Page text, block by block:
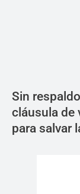
Sin
cláusula de
para salvar